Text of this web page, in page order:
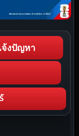
งปัญหา